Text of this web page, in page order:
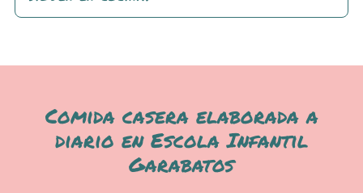
Comida casera elaborada a
diario en Escola Infantil
Garabatos